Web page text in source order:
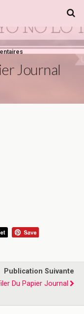
Journal
Publication Suivante
Du Papier Journal